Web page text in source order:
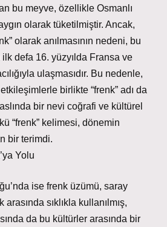
bu meyve, özellikle Osmanlı
olarak tüketilmiştir. Ancak,
olarak anılmasının nedeni, bu
defa 16. yüzyılda Fransa ve
ulaşmasıdır. Bu nedenle,
birlikte “frenk” adı da
bir nevi coğrafi ve kültürel
“frenk” kelimesi, dönemin
bir terimdi.
Yolu
ise frenk üzümü, saray
sıklıkla kullanılmış,
da bu kültürler arasında bir